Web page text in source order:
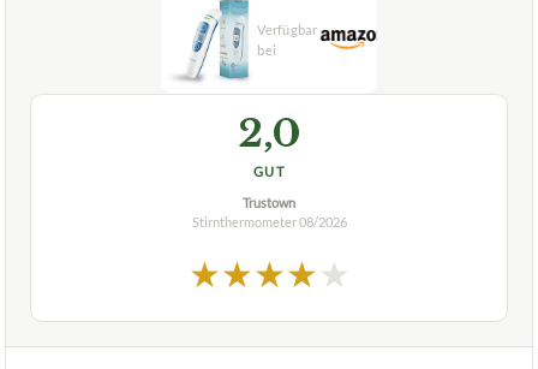
2,0
GUT
Trustown
Stirnthermometer08/2026
★★★★★